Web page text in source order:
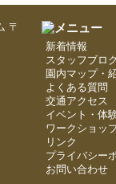
〒
新着情報
スタッフブロ
園内マップ・
よくある質問
交通アクセス
イベント・体
ワークショッ
リンク
プライバシー
お問い合わせ